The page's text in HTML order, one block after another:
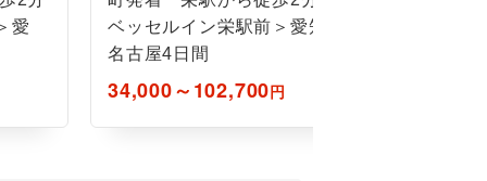
愛
ベッセルイン栄駅前＞愛知・
名古屋4日間
34,000～102,700円